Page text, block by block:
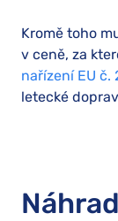
Kromě toho
v ceně, za
nařízení EU č.
letecké